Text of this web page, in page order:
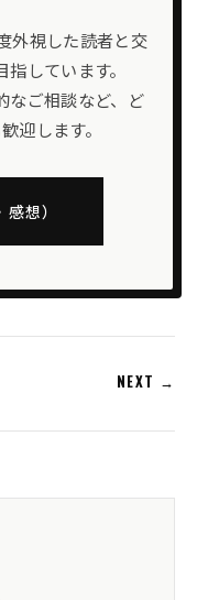
外視した読者と交
しています。
なご相談など、ど
迎します。
想）
NEXT →